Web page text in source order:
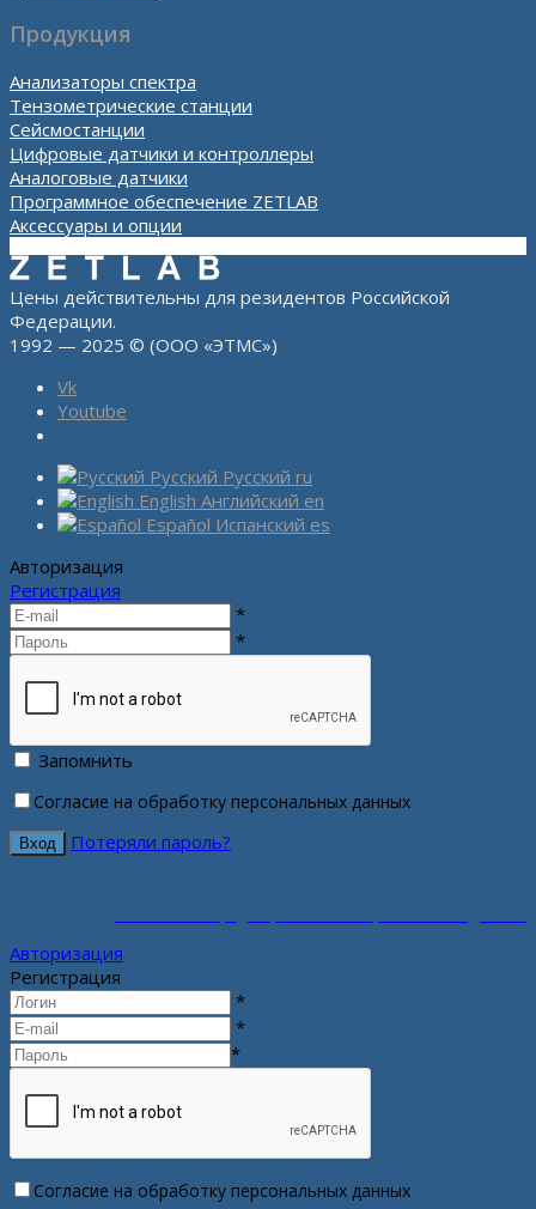
Продукция
Анализаторы спектра
Тензометрические станции
Сейсмостанции
Цифровые датчики и контроллеры
Аналоговые датчики
Программное обеспечение ZETLAB
Аксессуары и опции
Цены действительны для резидентов Российской
Федерации.
1992 — 2025 © (ООО «ЭТМС»)
Vk
Youtube
Русский Русский ru
English Английский en
Español Испанский es
Авторизация
Регистрация
*
*
Запомнить
Согласие на обработку персональных данных
Потеряли пароль?
Авторизация
Регистрация
*
*
*
Согласие на обработку персональных данных